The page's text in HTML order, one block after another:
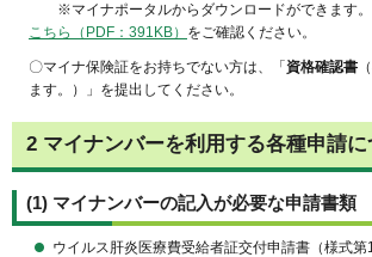
※マイナポータルからダウンロードができます。
こちら（PDF：391KB） をご確認ください。
〇マイナ保険証をお持ちでない方は、「 資格確認書
ます。）」を提出してください。
2 マイナンバーを利用する各種申請に
(1) マイナンバーの記入が必要な申請書類
ウイルス肝炎医療費受給者証交付申請書（様式第1